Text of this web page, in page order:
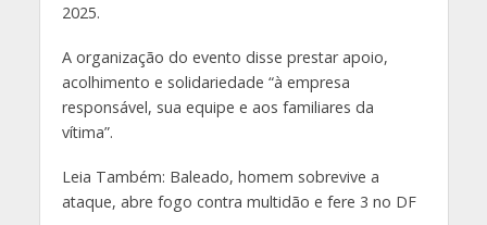
2025.
A organização do evento disse prestar apoio,
acolhimento e solidariedade “à empresa
responsável, sua equipe e aos familiares da
vítima”.
Leia Também: Baleado, homem sobrevive a
ataque, abre fogo contra multidão e fere 3 no DF